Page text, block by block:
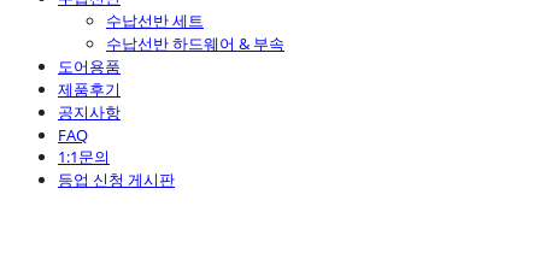
수납선반 세트
수납선반 하드웨어 & 부속
도어용품
제품후기
공지사항
FAQ
1:1문의
등업 신청 게시판